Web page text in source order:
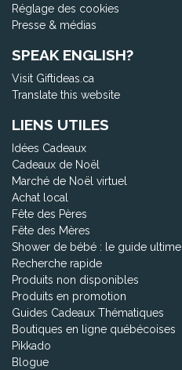
Réglage des cookies
Presse & médias
SPEAK ENGLISH?
Visit Giftideas.ca
Translate this website
LIENS UTILES
Idées Cadeaux
Cadeaux de Noël
Marché de Noël virtuel
Achat local
Fête des Pères
Fête des Mères
Shower de bébé : le guide ultime
Recherche rapide
Produits non disponibles
Produits en promotion
Guides Cadeaux Thématiques
Boutiques en ligne québécoises
Pikkado
Blogue